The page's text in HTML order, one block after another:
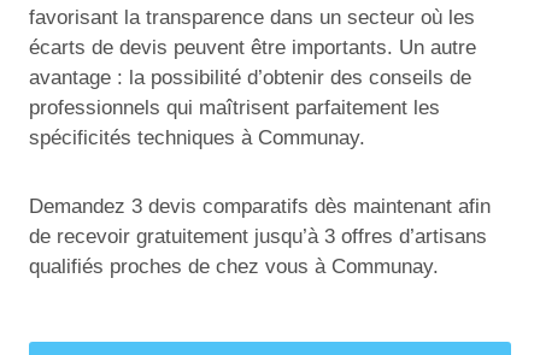
favorisant la transparence dans un secteur où les
écarts de devis peuvent être importants. Un autre
avantage : la possibilité d’obtenir des conseils de
professionnels qui maîtrisent parfaitement les
spécificités techniques à Communay.
Demandez 3 devis comparatifs dès maintenant afin
de recevoir gratuitement jusqu’à 3 offres d’artisans
qualifiés proches de chez vous à Communay.